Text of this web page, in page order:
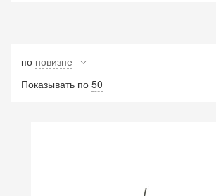
по новизне
Показывать по 50